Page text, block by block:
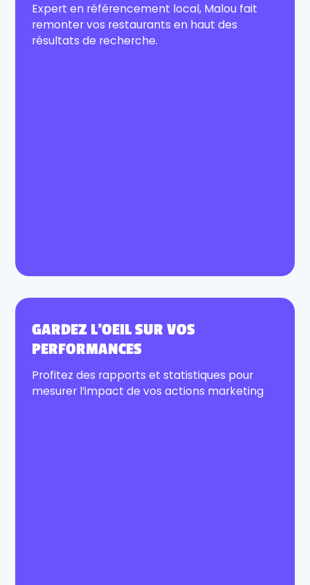
Expert en référencement local, Malou fait
remonter vos restaurants en haut des
résultats de recherche.
GARDEZ L’OEIL SUR VOS
PERFORMANCES
Profitez des rapports et statistiques pour
mesurer l’impact de vos actions marketing